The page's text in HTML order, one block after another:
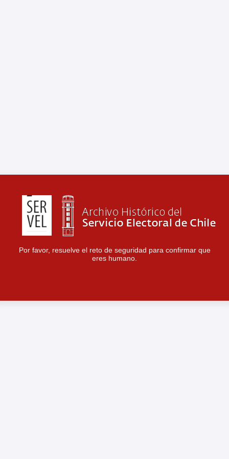
Por favor, resuelve el reto de seguridad para confirmar que
eres humano.